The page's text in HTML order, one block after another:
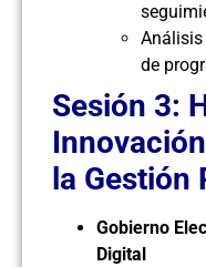
Análisis
de
Sesión 3:
la Gestión
Gobierno
Digital